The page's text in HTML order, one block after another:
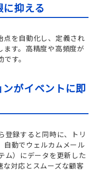
抑える
点を自動化し、定義され
ます。高精度や高頻度が
す。
がイベントに即
登録すると同時に、トリ
自動でウェルカムメール
ム）にデータを更新した
な対応とスムーズな顧客